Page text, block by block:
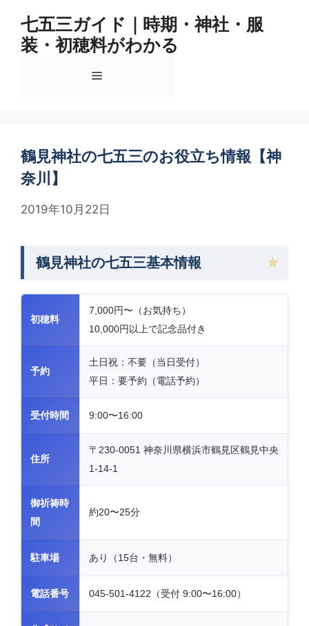
七五三ガイド｜時期・神社・服
装・初穂料がわかる
メ
ュ
鶴見神社の七五三のお役立ち情報【神
奈川】
2019年10月22日
鶴見神社の七五三基本情報
初穂料
7,000円〜（お気持ち）
10,000円以上で記念品付き
予約
土日祝：不要（当日受付）
平日：要予約（電話予約）
受付時間 9:00〜16:00
住所
〒230-0051 神奈川県横浜市鶴見区鶴見中央
1-14-1
御祈祷時
間
約20〜25分
駐車場 あり（15台・無料）
電話番号 045-501-4122（受付 9:00〜16:00）